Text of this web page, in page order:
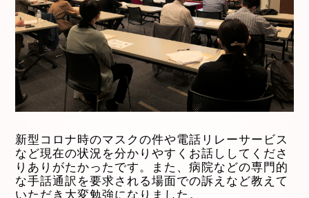
新型コロナ時のマスクの件や電話リレーサービス
など現在の状況を分かりやすくお話ししてくださ
りありがたかったです。また、病院などの専門的
な手話通訳を要求される場面での訴えなど教えて
いただき大変勉強になりました。